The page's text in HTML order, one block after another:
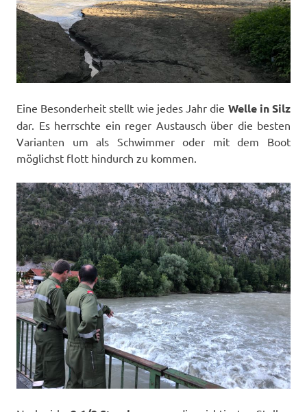
Eine Besonderheit stellt wie jedes Jahr die Welle in Silz
dar. Es herrschte ein reger Austausch über die besten
Varianten um als Schwimmer oder mit dem Boot
möglichst flott hindurch zu kommen.